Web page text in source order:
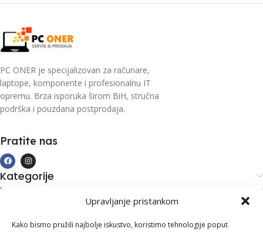
Upravljanje pristankom
Kako bismo pružili najbolje iskustvo, koristimo tehnologije poput
PC ONER je specijalizovan za računare,
laptope, komponente i profesionalnu IT
opremu. Brza isporuka širom BiH, stručna
podrška i pouzdana postprodaja.
Pratite nas
Kategorije
Kupovina i podrška
Kontakt informacije